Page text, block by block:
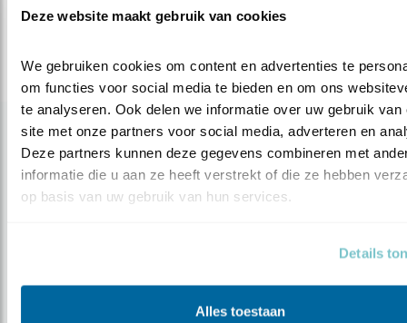
Deze website maakt gebruik van cookies
We gebruiken cookies om content en advertenties te
om functies voor social media te bieden en om ons
te analyseren. Ook delen we informatie over uw gebruik van
site met onze partners voor social media, adverteren en
Deze partners kunnen deze gegevens combineren met
informatie die u aan ze heeft verstrekt of die ze hebben
op basis van uw gebruik van hun services.
Details
Alles toestaan
Deel dit bericht
Gerelateerde items
Blog